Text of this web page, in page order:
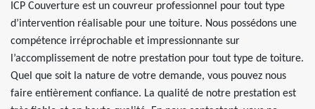
ICP Couverture est un couvreur professionnel pour tout type
d’intervention réalisable pour une toiture. Nous possédons une
compétence irréprochable et impressionnante sur
l’accomplissement de notre prestation pour tout type de toiture.
Quel que soit la nature de votre demande, vous pouvez nous
faire entièrement confiance. La qualité de notre prestation est